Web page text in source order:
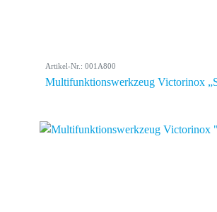
Artikel-Nr.: 001A800
Multifunktionswerkzeug Victorinox